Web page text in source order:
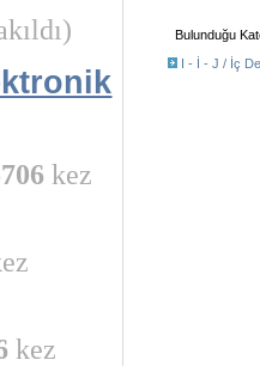
kez
kez
Bulunduğu
I - İ - J / İç